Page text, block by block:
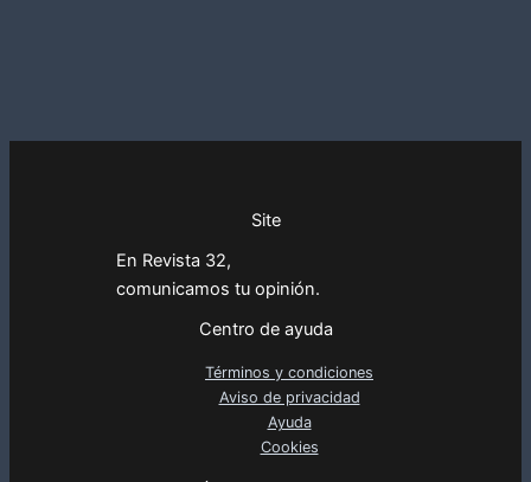
Site
En Revista 32,
comunicamos tu opinión.
Centro de ayuda
Términos y condiciones
Aviso de privacidad
Ayuda
Cookies